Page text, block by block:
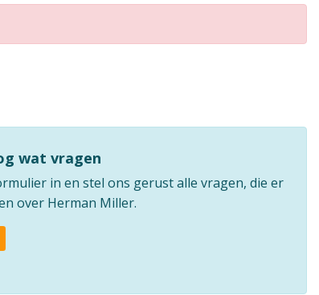
wat vragen
in en stel ons gerust alle vragen, die er
over Herman Miller.